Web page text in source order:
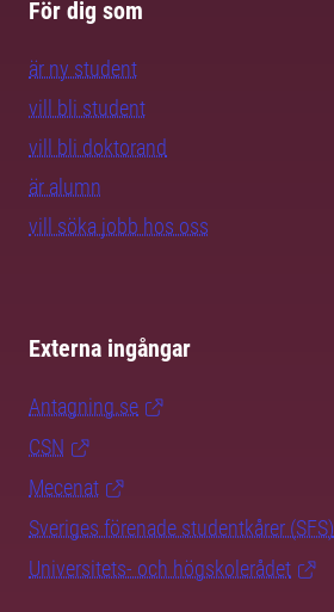
För dig som
är ny student
vill bli student
vill bli doktorand
är alumn
vill söka jobb hos oss
Externa ingångar
Antagning.se
CSN
Mecenat
Sveriges förenade studentkårer (SFS)
Universitets- och högskolerådet